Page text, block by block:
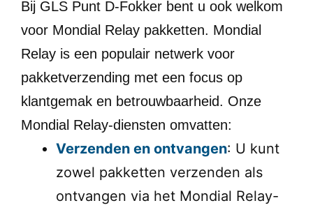
Bij GLS Punt D-Fokker bent u ook welkom
voor Mondial Relay pakketten. Mondial
Relay is een populair netwerk voor
pakketverzending met een focus op
klantgemak en betrouwbaarheid. Onze
Mondial Relay-diensten omvatten:
Verzenden en ontvangen: U kunt
zowel pakketten verzenden als
ontvangen via het Mondial Relay-